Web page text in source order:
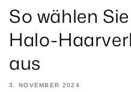
So wählen
Halo-
aus
3. NOVEMBER 2024